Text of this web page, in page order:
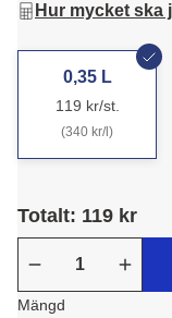
Hur mycket ska
0,35 L
119 kr/st.
(340 kr/l)
Totalt: 119 kr
Mängd